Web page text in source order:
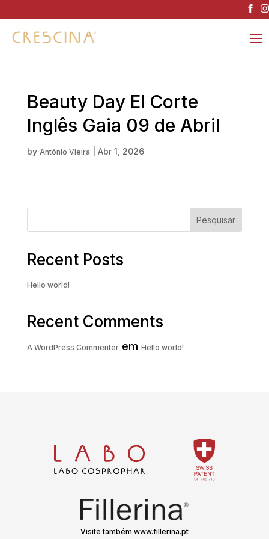
Beauty Day El Corte
Inglês Gaia 09 de Abril
by António Vieira Abr 1, 2026
Pesquisar
Recent Posts
Hello world!
Recent Comments
A WordPress Commenterem Hello world!
Visite também www.fillerina.pt